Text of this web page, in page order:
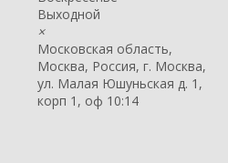
Выходной
×
Московская область,
Москва, Россия, г. Москва,
ул. Малая Юшуньская д. 1,
корп 1, оф 10:14